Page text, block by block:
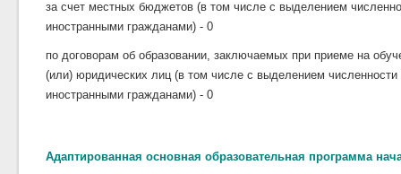
за счет местных бюджетов (в том числе с выделением
иностранными гражданами) - 0
по договорам об образовании, заключаемых при приеме на
(или) юридических лиц (в том числе с выделением
иностранными гражданами) - 0
Адаптированная основная образовательная программа